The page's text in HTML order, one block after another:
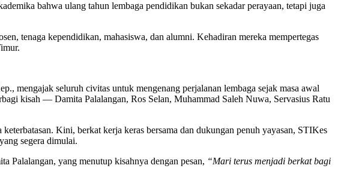
bahwa ulang tahun lembaga pendidikan bukan sekadar perayaan, tetapi juga
tenaga kependidikan, mahasiswa, dan alumni. Kehadiran mereka mempertegas
mengajak seluruh civitas untuk mengenang perjalanan lembaga sejak masa awal
kisah — Damita Palalangan, Ros Selan, Muhammad Saleh Nuwa, Servasius Ratu
Kini, berkat kerja keras bersama dan dukungan penuh yayasan, STIKes
segera dimulai.
Palalangan, yang menutup kisahnya dengan pesan, “Mari terus menjadi berkat bagi